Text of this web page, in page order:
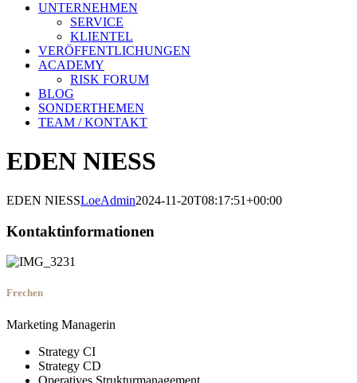
UNTERNEHMEN
SERVICE
KLIENTEL
VERÖFFENTLICHUNGEN
ACADEMY
RISK FORUM
BLOG
SONDERTHEMEN
TEAM / KONTAKT
EDEN NIESS
EDEN NIESSLoeAdmin2024-11-20T08:17:51+00:00
Kontaktinformationen
Frechen
Marketing Managerin
Strategy CI
Strategy CD
Operatives Strukturmanagement